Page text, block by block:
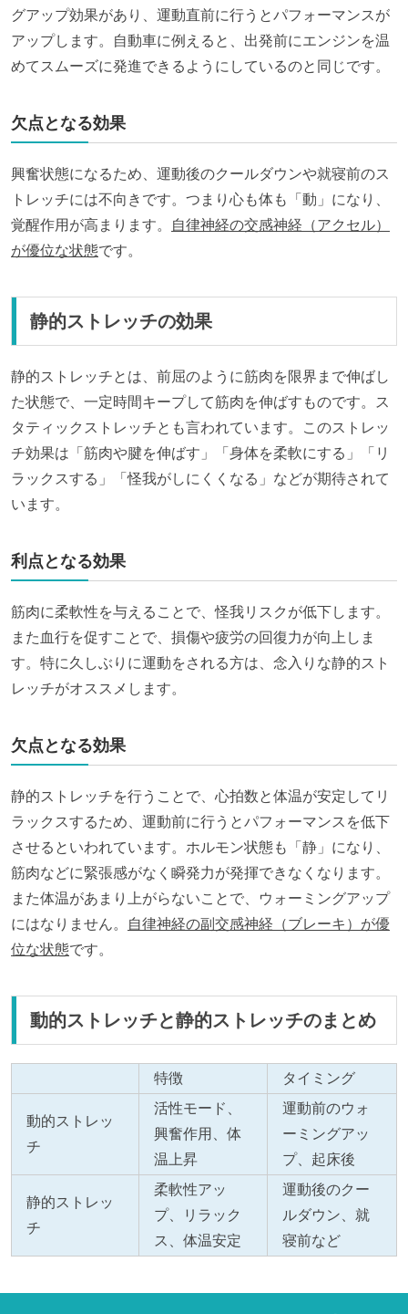
グアップ効果があり、運動直前に行うとパフォーマンスが
アップします。自動車に例えると、出発前にエンジンを温
めてスムーズに発進できるようにしているのと同じです。
欠点となる効果
興奮状態になるため、運動後のクールダウンや就寝前のス
トレッチには不向きです。つまり心も体も「動」になり、
覚醒作用 が高まります。
自律神経の交感神経（アクセル）
が優位な状態です。
静的ストレッチの効果
静的ストレッチとは、前屈のように筋肉を限界まで伸ばし
た状態で、一定時間キープして筋肉を伸ばすものです。ス
タティックストレッチとも言われています。このストレッ
チ効果は「筋肉や腱を伸ばす」「身体を柔軟にする」「リ
ラックスする」「怪我がしにくくなる」などが期待されて
います。
利点となる効果
筋肉に柔軟性を与えることで、怪我リスクが低下します。
また血行を促すことで、損傷や疲労の回復力が向上しま
す。特に久しぶりに運動をされる方は、念入りな静的スト
レッチがオススメします。
欠点となる効果
静的ストレッチを行うことで、心拍数と体温が安定して リ
ラックスするため、運動前に行うとパフォーマンスを低下
させるといわれています。ホルモン状態も「静」になり、
筋肉などに緊張感がなく瞬発力が発揮できなくなります。
また体温があまり上がらないことで、ウォーミングアップ
にはなりません。
自律神経の副交感神経（ブレーキ）が優
位な状態です。
動的ストレッチと静的ストレッチのまとめ
特徴 タイミング
動的ストレッ
チ
活性モード、
興奮作用、体
温上昇
運動前のウォ
ーミングアッ
プ、起床後
静的ストレッ
チ
柔軟性アッ
プ、リラック
ス、体温安定
運動後のクー
ルダウン、就
寝前など